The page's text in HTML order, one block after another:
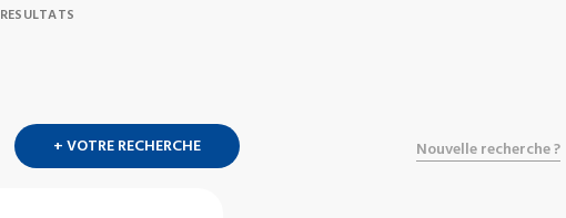
RESULTATS
+ VOTRE RECHERCHE Nouvelle recherche ?